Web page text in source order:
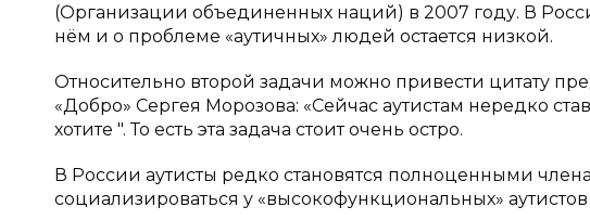
(Организации объединенных наций) в 2007 году. В
нём и о проблеме «аутичных» людей остается низкой.
Относительно второй задачи можно привести цитату
«Добро» Сергея Морозова: «Сейчас аутистам нередко
хотите ". То есть эта задача стоит очень остро.
В России аутисты редко становятся полноценными
социализироваться у «высокофункциональных»